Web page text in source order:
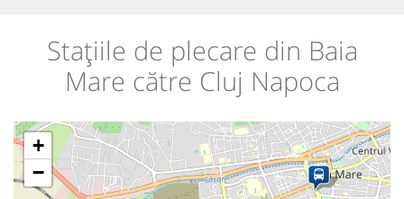
Stațiile de plecare din Baia
Mare către Cluj Napoca
+
−